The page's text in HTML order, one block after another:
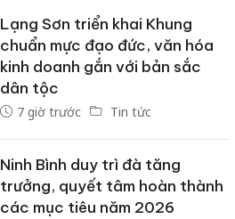
Lạng Sơn triển khai Khung
chuẩn mực đạo đức, văn hóa
kinh doanh gắn với bản sắc
dân tộc
7 giờ trước Tin tức
Ninh Bình duy trì đà tăng
trưởng, quyết tâm hoàn thành
các mục tiêu năm 2026